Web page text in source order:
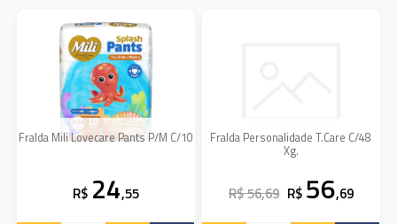
Fralda Mili Lovecare Pants P/M C/10
R$ 24,55
Fralda Personalidade T.Care C/48
Xg.
R$ 56,69 R$ 56,69